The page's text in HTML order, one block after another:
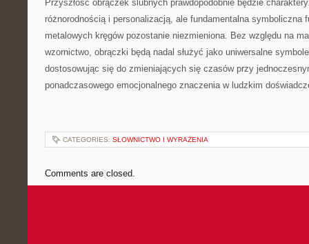
Przyszłość obrączek ślubnych prawdopodobnie będzie
różnorodnością i personalizacją, ale fundamentalna symboliczna
metalowych kręgów pozostanie niezmieniona. Bez względu na
wzornictwo, obrączki będą nadal służyć jako uniwersalne
dostosowując się do zmieniających się czasów przy
ponadczasowego emocjonalnego znaczenia w ludzkim
CATEGORIES: SŁOWNICTWO I WYRAŻENIA
Comments are closed.